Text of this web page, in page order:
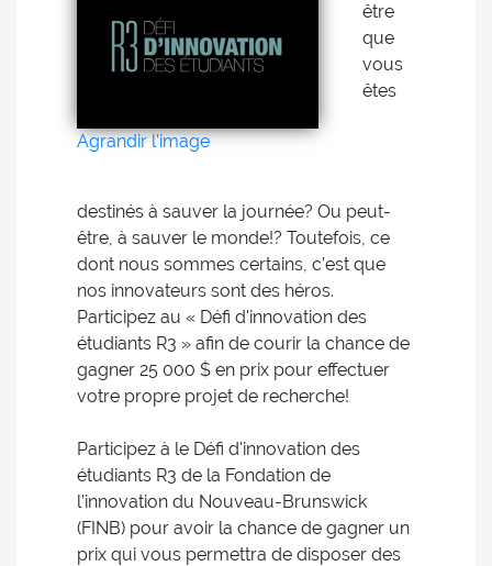
Agrandir l'image
être
que
vous
êtes
destinés à sauver la journée? Ou peut-
être, à sauver le monde!? Toutefois, ce
dont nous sommes certains, c’est que
nos innovateurs sont des héros.
Participez au « Défi d'innovation des
étudiants R3 » afin de courir la chance de
gagner 25 000 $ en prix pour effectuer
votre propre projet de recherche!
Participez à le Défi d'innovation des
étudiants R3 de la Fondation de
l’innovation du Nouveau-Brunswick
(FINB) pour avoir la chance de gagner un
prix qui vous permettra de disposer des